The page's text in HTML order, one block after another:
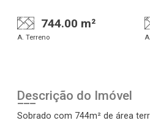
744.00 m²
A. Terreno
Descrição do Imóvel
Sobrado com 744m² de área